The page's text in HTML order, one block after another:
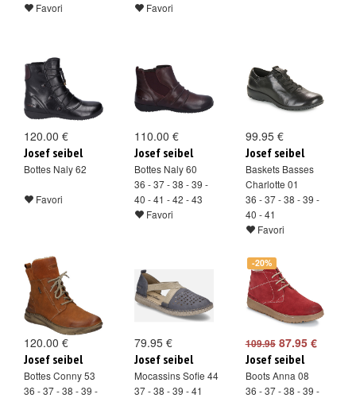
Favori
Favori
120.00 €
Josef seibel
Bottes Naly 62
Favori
110.00 €
Josef seibel
Bottes Naly 60
36 - 37 - 38 - 39 -
40 - 41 - 42 - 43
Favori
99.95 €
Josef seibel
Baskets Basses
Charlotte 01
36 - 37 - 38 - 39 -
40 - 41
Favori
120.00 €
Josef seibel
Bottes Conny 53
36 - 37 - 38 - 39 -
79.95 €
Josef seibel
Mocassins Sofie 44
37 - 38 - 39 - 41
-20%
109.9587.95 €
Josef seibel
Boots Anna 08
36 - 37 - 38 - 39 -